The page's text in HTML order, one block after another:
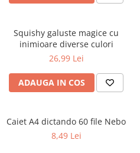
Squishy galuste magice cu
inimioare diverse culori
26,99 Lei
ADAUGA IN COS
Caiet A4 dictando 60 file Nebo
8,49 Lei